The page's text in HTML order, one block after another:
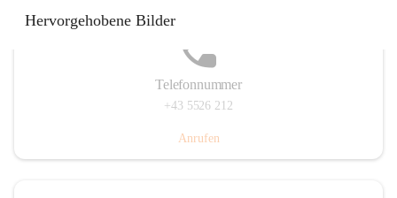
Hervorgehobene Bilder
Telefonnummer
+43 5526 212
Anrufen